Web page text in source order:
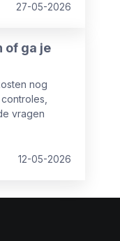
27-05-2026
of ga je
nog
vragen
12-05-2026